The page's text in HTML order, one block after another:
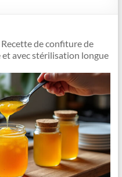
de confiture de
et avec stérilisation longue